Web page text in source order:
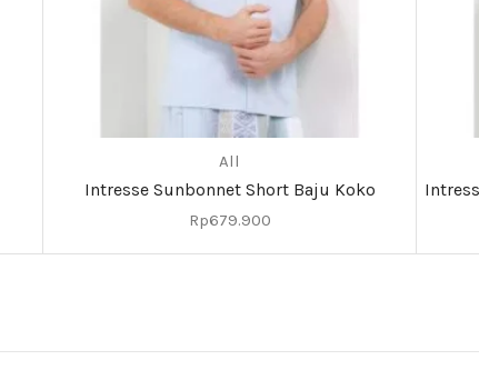
All
Intresse Sunbonnet Short Baju Koko
Rp679.900